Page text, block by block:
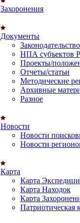
Захоронения
Документы
НПА субъектов
Проекты/
Отчеты/статьи
Методические
Архивные
Разное
Новости
Новости
Новости
Карта
Карта
Карта Находок
Карта
Патриотическая